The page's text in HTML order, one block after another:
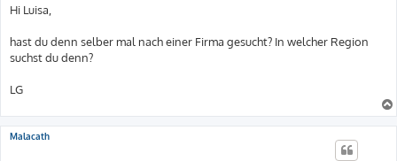
i
t
a
g
Hi Luisa,
hast du denn selber mal nach einer Firma gesucht? In welcher Region
suchst du denn?
LG
Malacath